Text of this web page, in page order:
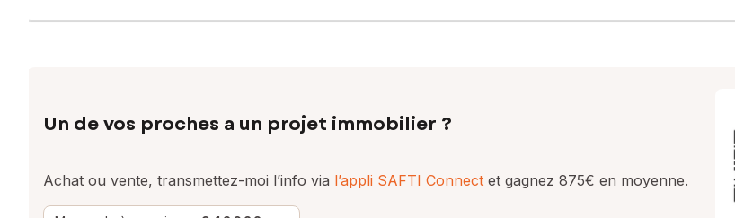
Un de vos proches a un projet immobilier ?
Achat ou vente, transmettez-moi l’info via l’appli SAFTI Connect et gagnez 875€ en moyenne.